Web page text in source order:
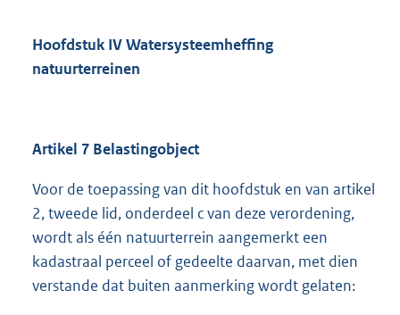
Hoofdstuk IV Watersysteemheffing
natuurterreinen
Artikel 7 Belastingobject
Voor de toepassing van dit hoofdstuk en van artikel
2, tweede lid, onderdeel c van deze verordening,
wordt als één natuurterrein aangemerkt een
kadastraal perceel of gedeelte daarvan, met dien
verstande dat buiten aanmerking wordt gelaten: